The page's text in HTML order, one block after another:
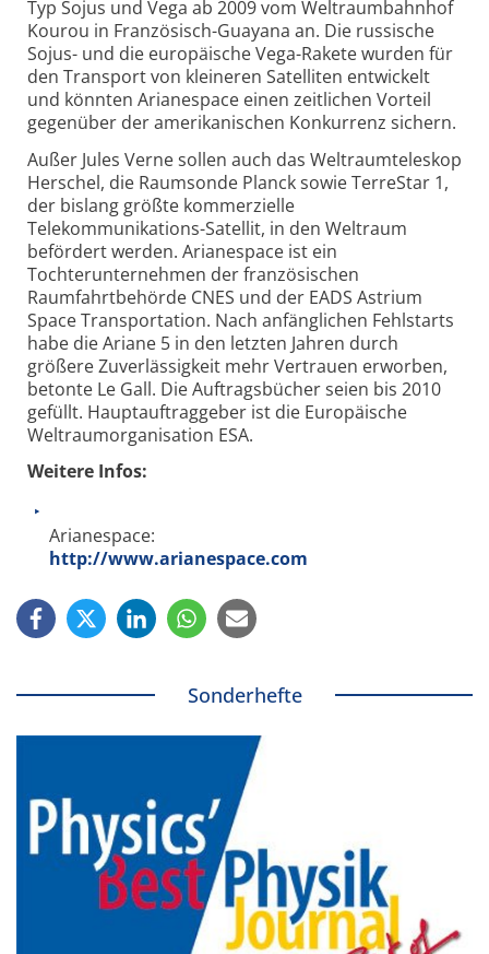
Typ Sojus und Vega ab 2009 vom Weltraumbahnhof
Kourou in Französisch-Guayana an. Die russische
Sojus- und die europäische Vega-Rakete wurden für
den Transport von kleineren Satelliten entwickelt
und könnten Arianespace einen zeitlichen Vorteil
gegenüber der amerikanischen Konkurrenz sichern.
Außer Jules Verne sollen auch das Weltraumteleskop
Herschel, die Raumsonde Planck sowie TerreStar 1,
der bislang größte kommerzielle
Telekommunikations-Satellit, in den Weltraum
befördert werden. Arianespace ist ein
Tochterunternehmen der französischen
Raumfahrtbehörde CNES und der EADS Astrium
Space Transportation. Nach anfänglichen Fehlstarts
habe die Ariane 5 in den letzten Jahren durch
größere Zuverlässigkeit mehr Vertrauen erworben,
betonte Le Gall. Die Auftragsbücher seien bis 2010
gefüllt. Hauptauftraggeber ist die Europäische
Weltraumorganisation ESA.
Weitere Infos:
Arianespace:
http://www.arianespace.com
Sonderhefte